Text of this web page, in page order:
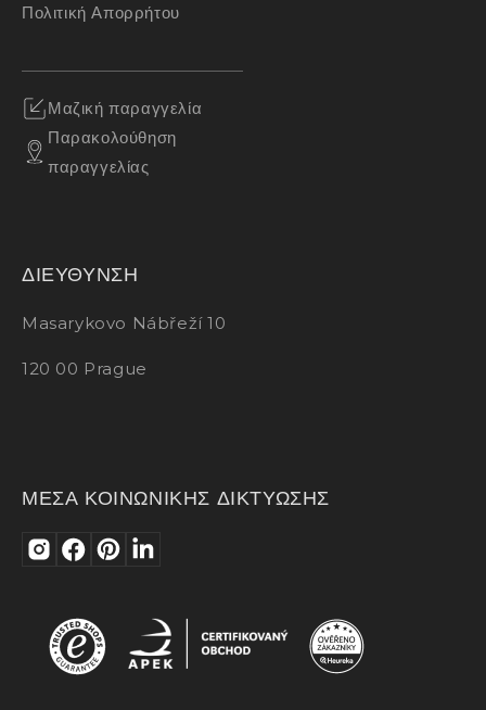
Πολιτική Απορρήτου
Μαζική παραγγελία
Παρακολούθηση
παραγγελίας
ΔΙΕΥΘΥΝΣΗ
Masarykovo Nábřeží 10
120 00 Prague
ΜΕΣΑ ΚΟΙΝΩΝΙΚΗΣ ΔΙΚΤΥΩΣΗΣ